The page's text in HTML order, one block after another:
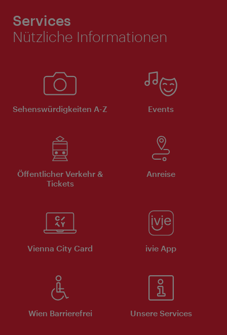
Services
Nützliche Informationen
Sehenswürdigkeiten A-Z Events
Öffentlicher Verkehr &
Tickets
Anreise
Vienna City Card ivie App
Wien Barrierefrei Unsere Services